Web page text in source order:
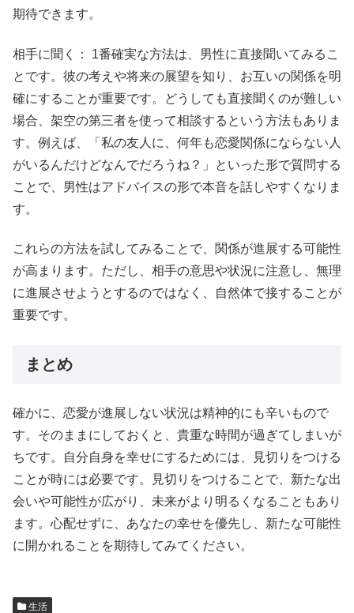
期待できます。
相手に聞く： 1番確実な方法は、男性に直接聞いてみるこ
とです。彼の考えや将来の展望を知り、お互いの関係を明
確にすることが重要です。どうしても直接聞くのが難しい
場合、架空の第三者を使って相談するという方法もありま
す。例えば、「私の友人に、何年も恋愛関係にならない人
がいるんだけどなんでだろうね？」といった形で質問する
ことで、男性はアドバイスの形で本音を話しやすくなりま
す。
これらの方法を試してみることで、関係が進展する可能性
が高まります。ただし、相手の意思や状況に注意し、無理
に進展させようとするのではなく、自然体で接することが
重要です。
まとめ
確かに、恋愛が進展しない状況は精神的にも辛いもので
す。そのままにしておくと、貴重な時間が過ぎてしまいが
ちです。自分自身を幸せにするためには、見切りをつける
ことが時には必要です。見切りをつけることで、新たな出
会いや可能性が広がり、未来がより明るくなることもあり
ます。心配せずに、あなたの幸せを優先し、新たな可能性
に開かれることを期待してみてください。
生活